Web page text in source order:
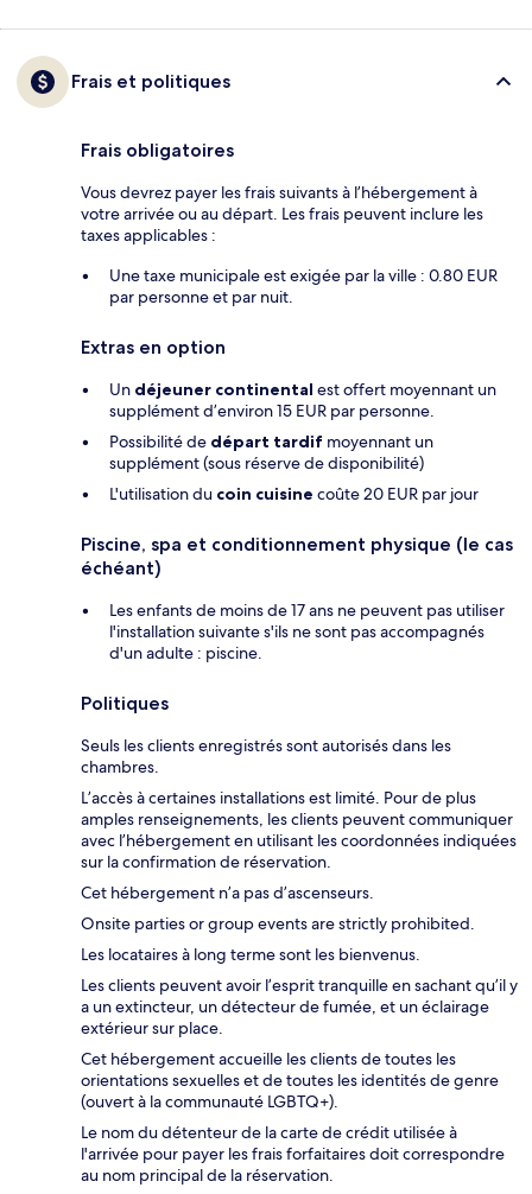
Frais et politiques
Frais obligatoires
Vous devrez payer les frais suivants à l’hébergement à
votre arrivée ou au départ. Les frais peuvent inclure les
taxes applicables :
Une taxe municipale est exigée par la ville : 0.80 EUR
par personne et par nuit.
Extras en option
Un déjeuner continental est offert moyennant un
supplément d’environ 15 EUR par personne.
Possibilité de départ tardif moyennant un
supplément (sous réserve de disponibilité)
L'utilisation du coin cuisine coûte 20 EUR par jour
Piscine, spa et conditionnement physique (le cas
échéant)
Les enfants de moins de 17 ans ne peuvent pas utiliser
l'installation suivante s'ils ne sont pas accompagnés
d'un adulte : piscine.
Politiques
Seuls les clients enregistrés sont autorisés dans les
chambres.
L’accès à certaines installations est limité. Pour de plus
amples renseignements, les clients peuvent communiquer
avec l’hébergement en utilisant les coordonnées indiquées
sur la confirmation de réservation.
Cet hébergement n’a pas d’ascenseurs.
Onsite parties or group events are strictly prohibited.
Les locataires à long terme sont les bienvenus.
Les clients peuvent avoir l’esprit tranquille en sachant qu’il y
a un extincteur, un détecteur de fumée, et un éclairage
extérieur sur place.
Cet hébergement accueille les clients de toutes les
orientations sexuelles et de toutes les identités de genre
(ouvert à la communauté LGBTQ+).
Le nom du détenteur de la carte de crédit utilisée à
l'arrivée pour payer les frais forfaitaires doit correspondre
au nom principal de la réservation.